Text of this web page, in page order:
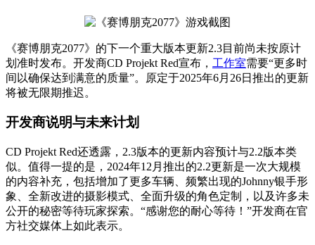
《赛博朋克2077》的下一个重大版本更新2.3目前尚未按原计
划准时发布。开发商CD Projekt Red宣布， 工作室需要“更多时
间以确保达到满意的质量”。原定于2025年6月26日推出的更新
将被无限期推迟。
开发商说明与未来计划
CD Projekt Red还透露，2.3版本的更新内容预计与2.2版本类
似。值得一提的是，2024年12月推出的2.2更新是一次大规模
的内容补充，包括增加了更多车辆、频繁出现的Johnny银手形
象、全新改进的摄影模式、全面升级的角色定制，以及许多未
公开的秘密等待玩家探索。“感谢您的耐心等待！”开发商在官
方社交媒体上如此表示。